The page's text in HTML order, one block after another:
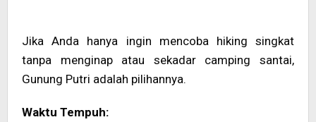
Jika Anda hanya ingin mencoba hiking singkat
tanpa menginap atau sekadar camping santai,
Gunung Putri adalah pilihannya.
Waktu Tempuh: